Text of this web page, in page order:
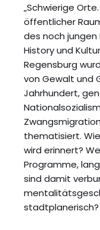
„Schwierige
öffentlicher
des noch
History und
Regensburg
von Gewalt und
Jahrhundert,
thematisiert.
wird erinnert?
Programme,
sind damit
stadtplanerisch?